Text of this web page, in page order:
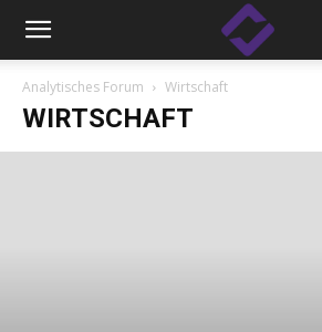
Analytisches Forum Wirtschaft
WIRTSCHAFT